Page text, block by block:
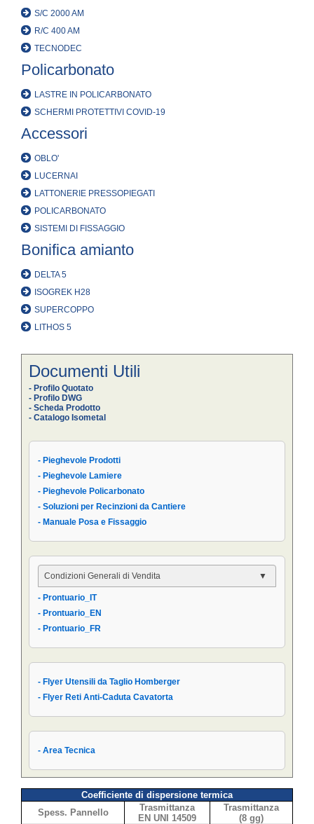
S/C 2000 AM
R/C 400 AM
TECNODEC
Policarbonato
LASTRE IN POLICARBONATO
SCHERMI PROTETTIVI COVID-19
Accessori
OBLO'
LUCERNAI
LATTONERIE PRESSOPIEGATI
POLICARBONATO
SISTEMI DI FISSAGGIO
Bonifica amianto
DELTA 5
ISOGREK H28
SUPERCOPPO
LITHOS 5
Documenti Utili
- Profilo Quotato
- Profilo DWG
- Scheda Prodotto
- Catalogo Isometal
- Pieghevole Prodotti
- Pieghevole Lamiere
- Pieghevole Policarbonato
- Soluzioni per Recinzioni da Cantiere
- Manuale Posa e Fissaggio
Condizioni Generali di Vendita
- Condizioni Generali
- Condizioni di Vendita AIPPEG
- Prontuario_IT
- Prontuario_IT
- Prontuario_EN
- Prontuario_FR
- Flyer Utensili da Taglio Homberger
- Flyer Reti Anti-Caduta Cavatorta
- Area Tecnica
Coefficiente di dispersione termica
Spess. Pannello
Trasmittanza
EN UNI 14509
Trasmittanza
(8 gg)